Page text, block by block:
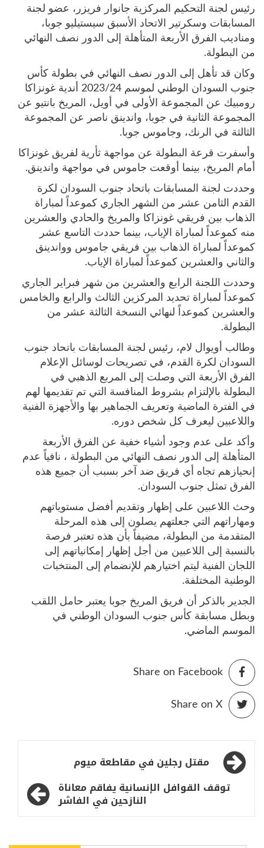
رئيس لجنة التحكيم المركزية جانوار فريزر، عضو لجنة
المسابقات وسكرتير الاتحاد الأسبق سيستيليو جوبا،
ومناديب الفرق الأربعة المتأهلة إلى الدور نصف النهائي
من البطولة.
وكان قد تأهل إلى الدور نصف النهائي في بطولة كأس
جنوب السودان الوطني لموسم 2023/24 أندية غونزاكا
رومبيك عن المجموعة الأولى في أويل، المريخ بانتيو عن
المجموعة الثانية في جوبا، واندينق ناصر عن المجموعة
الثالثة في الرنك، وجاموس جوبا.
وأسفرت قرعة البطولة عن مواجهة ثأرية لفريق غونزاكا
أمام المريخ، بينما أوقعت جاموس في مواجهة واندينق.
وحددت لجنة المسابقات باتحاد جنوب السودان لكرة
القدم الثامن عشر من الشهر الجاري كموعداً لمباراة
الذهاب بين فريقي غونزاكا والمريخ والحادي والعشرين
منه كموعداً لمباراة الإياب، بينما حددت التاسع عشر
كموعداً لمباراة الذهاب بين فريقي جاموس وواندينق
والثاني والعشرين كموعداً لمباراة الإياب.
وحددت اللجنة الرابع والعشرين من شهر فبراير الجاري
كموعداً لمباراة تحديد المركزين الثالث والرابع والخامس
والعشرين كموعداً لنهائي النسخة الثالثة عشر من
البطولة.
وطالب أويوال لام، رئيس لجنة المسابقات باتحاد جنوب
السودان لكرة القدم، في تصريحات لوسائل الإعلام
الفرق الأربعة التي وصلت إلى المربع الذهبي في
البطولة بالإلتزام بشروط المنافسة التي تم تقديمها لهم
في الفترة الماضية وتعريف الجماهير بها والأجهزة الفنية
واللاعبين ليعرف كل شخص دوره.
وأكد على عدم وجود أشياء خفية عن الفرق الأربعة
المتأهلة إلى الدور نصف النهائي من البطولة ، نافياً عدم
إنحيازهم تجاه أي فريق ضد آخر بسبب أن جميع هذه
الفرق تمثل جنوب السودان.
وحث اللاعبين على إظهار وتقديم أفضل مستوياتهم
ومهاراتهم التي جعلتهم يصلون إلى هذه المرحلة
المتقدمة من البطولة، مضيفاً بأن هذه تعتبر فرصة
بالنسبة إلى اللاعبين من أجل إظهار إمكانياتهم إلى
اللجان الفنية ليتم اختيارهم للإنضمام إلى المنتخبات
الوطنية المختلفة.
الجدير بالذكر أن فريق المريخ جوبا يعتبر حامل اللقب
وبطل مسابقة كأس جنوب السودان الوطني في
الموسم الماضي.
Share on Facebook
Share on X
تصفّح
المقالاتمقتل رجلين في مقاطعة ميوم
توقف القوافل الإنسانية يفاقم معاناة
النازحين في الفاشر